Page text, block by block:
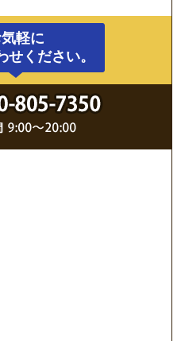
軽に
せください。